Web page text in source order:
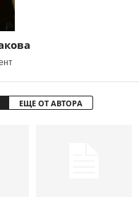
ЕЩЕ ОТ АВТОРА